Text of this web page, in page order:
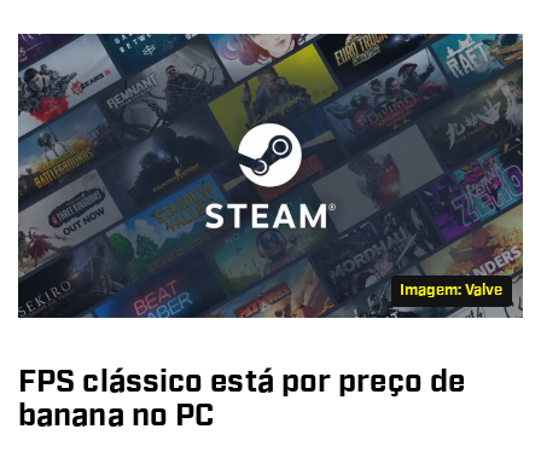
Imagem: Valve
FPS clássico está por preço de
banana no PC